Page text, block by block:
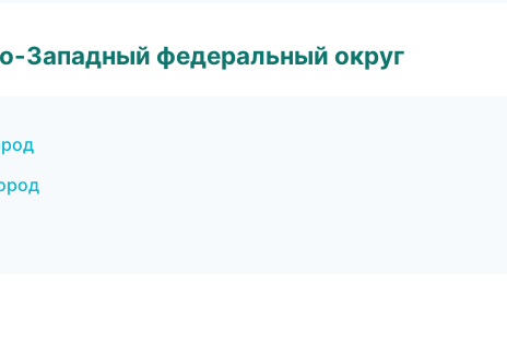
Западный федеральный округ